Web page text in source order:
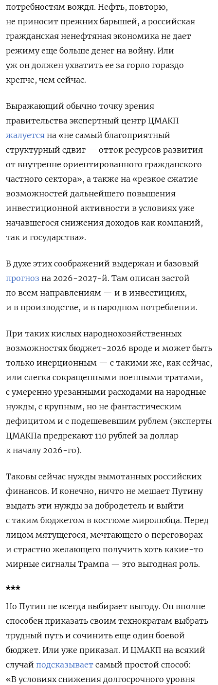
потребностям вождя. Нефть, повторю,
не приносит прежних барышей, а российская
гражданская ненефтяная экономика не дает
режиму еще больше денег на войну. Или
уж он должен ухватить ее за горло гораздо
крепче, чем сейчас.
Выражающий обычно точку зрения
правительства экспертный центр ЦМАКП
жалуется на «не самый благоприятный
структурный сдвиг — отток ресурсов развития
от внутренне ориентированного гражданского
частного сектора», а также на «резкое сжатие
возможностей дальнейшего повышения
инвестиционной активности в условиях уже
начавшегося снижения доходов как компаний,
так и государства».
В духе этих соображений выдержан и базовый
прогноз на 2026-2027-й. Там описан застой
по всем направлениям — и в инвестициях,
и в производстве, и в народном потреблении.
При таких кислых народнохозяйственных
возможностях бюджет-2026 вроде и может быть
только инерционным — с такими же, как сейчас,
или слегка сокращенными военными тратами,
с умеренно урезанными расходами на народные
нужды, с крупным, но не фантастическим
дефицитом и с подешевевшим рублем (эксперты
ЦМАКПа предрекают 110 рублей за доллар
к началу 2026-го).
Таковы сейчас нужды вымотанных российских
финансов. И конечно, ничто не мешает Путину
выдать эти нужды за добродетель и выйти
с таким бюджетом в костюме миролюбца. Перед
лицом мятущегося, мечтающего о переговорах
и страстно желающего получить хоть какие-то
мирные сигналы Трампа — это выгодная роль.
***
Но Путин не всегда выбирает выгоду. Он вполне
способен приказать своим технократам выбрать
трудный путь и сочинить еще один боевой
бюджет. Или уже приказал. И ЦМАКП на всякий
случай подсказывает самый простой способ:
«В условиях снижения долгосрочного уровня